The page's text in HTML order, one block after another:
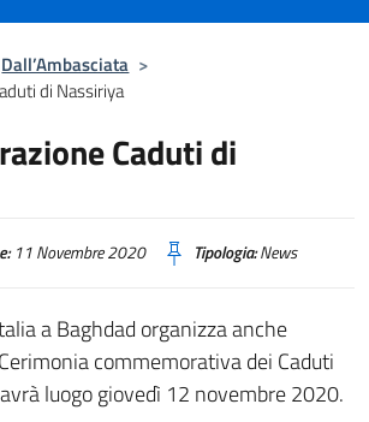
Dall’Ambasciata >
di Nassiriya
Caduti di
11 Novembre 2020 Tipologia:News
a Baghdad organizza anche
commemorativa dei Caduti
luogo giovedì 12 novembre 2020.